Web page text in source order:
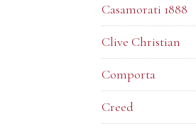
Casamorati 1888
Clive Christian
Comporta
Creed